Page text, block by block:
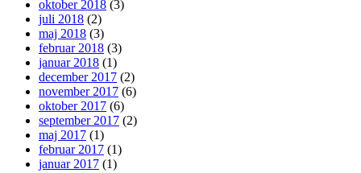
oktober 2018 (3)
juli 2018 (2)
maj 2018 (3)
februar 2018 (3)
januar 2018 (1)
december 2017 (2)
november 2017 (6)
oktober 2017 (6)
september 2017 (2)
maj 2017 (1)
februar 2017 (1)
januar 2017 (1)